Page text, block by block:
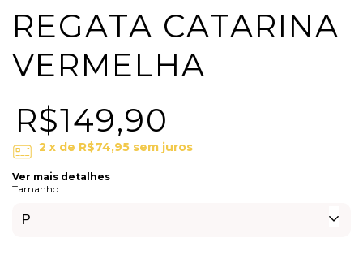
REGATA CATARINA
VERMELHA
R$149,90
2 x de R$74,95 sem juros
Ver mais detalhes
Tamanho